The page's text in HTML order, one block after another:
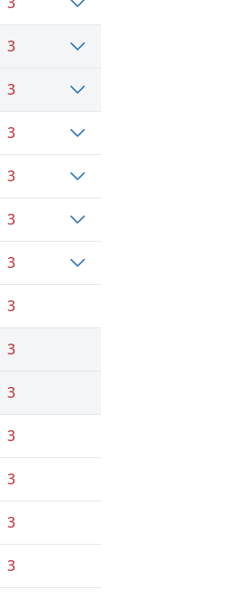
3
3
3
3
3
3
3
3
3
3
3
3
3